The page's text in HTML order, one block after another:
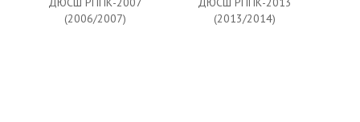
(2006/2007)
(2013/2014)